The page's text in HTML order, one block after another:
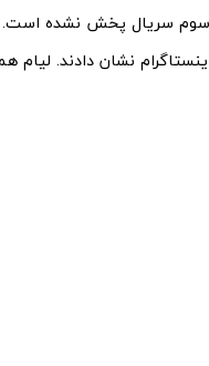
سوم سریال پخش نشده
نشان دادند.